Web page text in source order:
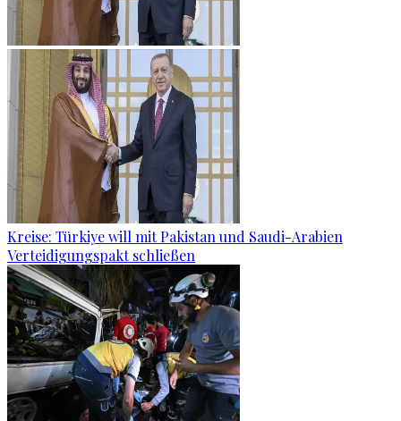
Kreise: Türkiye will mit Pakistan und Saudi-Arabien
Verteidigungspakt schließen